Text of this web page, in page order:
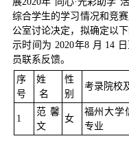
综合学生的学习情况和竞
公室讨论决定，拟确定以
示时间为 2020年8 月 14
员联系反馈。
序
号
姓
名
性
别
考录院校
1
范馨
文
女
福州大学
专业